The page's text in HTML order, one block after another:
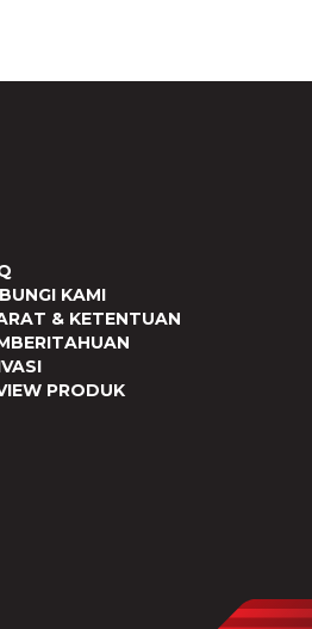
KAMI
& KETENTUAN
PRODUK